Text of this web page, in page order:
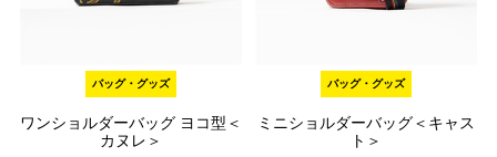
バッグ・グッズ
ワンショルダーバッグ ヨコ型＜
カヌレ＞
バッグ・グッズ
ミニショルダーバッグ＜キャス
ト＞